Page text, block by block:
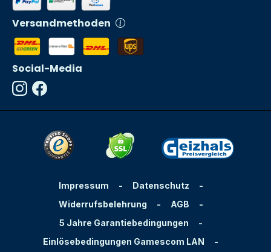
Versandmethoden
Social-Media
Impressum - Datenschutz
-
Widerrufsbelehrung
- AGB
-
5 Jahre Garantiebedingungen
-
Einlösebedingungen Gamescom LAN
-